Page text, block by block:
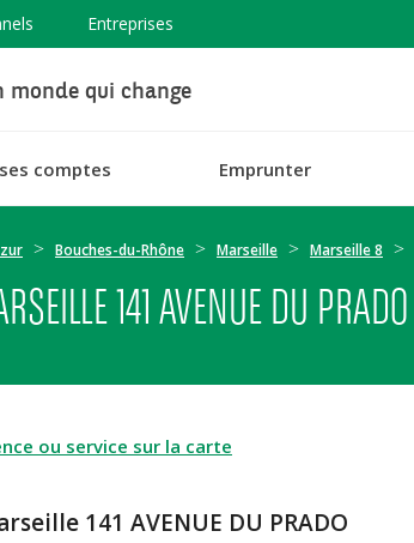
Entreprises
monde qui change
comptes Emprunter
Bouches-du-Rhône Marseille Marseille 8
141 AVENUE DU PRADO
ou service sur la carte
141 AVENUE DU PRADO